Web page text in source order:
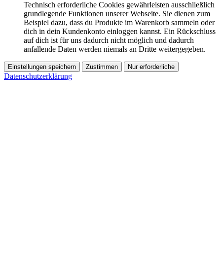
Technisch erforderliche Cookies gewährleisten ausschließlich
grundlegende Funktionen unserer Webseite. Sie dienen zum
Beispiel dazu, dass du Produkte im Warenkorb sammeln oder
dich in dein Kundenkonto einloggen kannst. Ein Rückschluss
auf dich ist für uns dadurch nicht möglich und dadurch
anfallende Daten werden niemals an Dritte weitergegeben.
Einstellungen speichern Zustimmen Nur erforderliche
Datenschutzerklärung